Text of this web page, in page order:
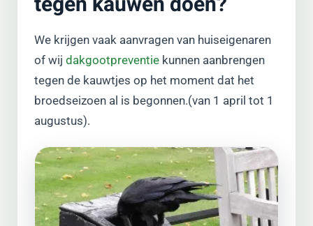
We krijgen vaak aanvragen van huiseigenaren
of wij dakgootpreventie kunnen aanbrengen
tegen de kauwtjes op het moment dat het
broedseizoen al is begonnen.(van 1 april tot 1
augustus).